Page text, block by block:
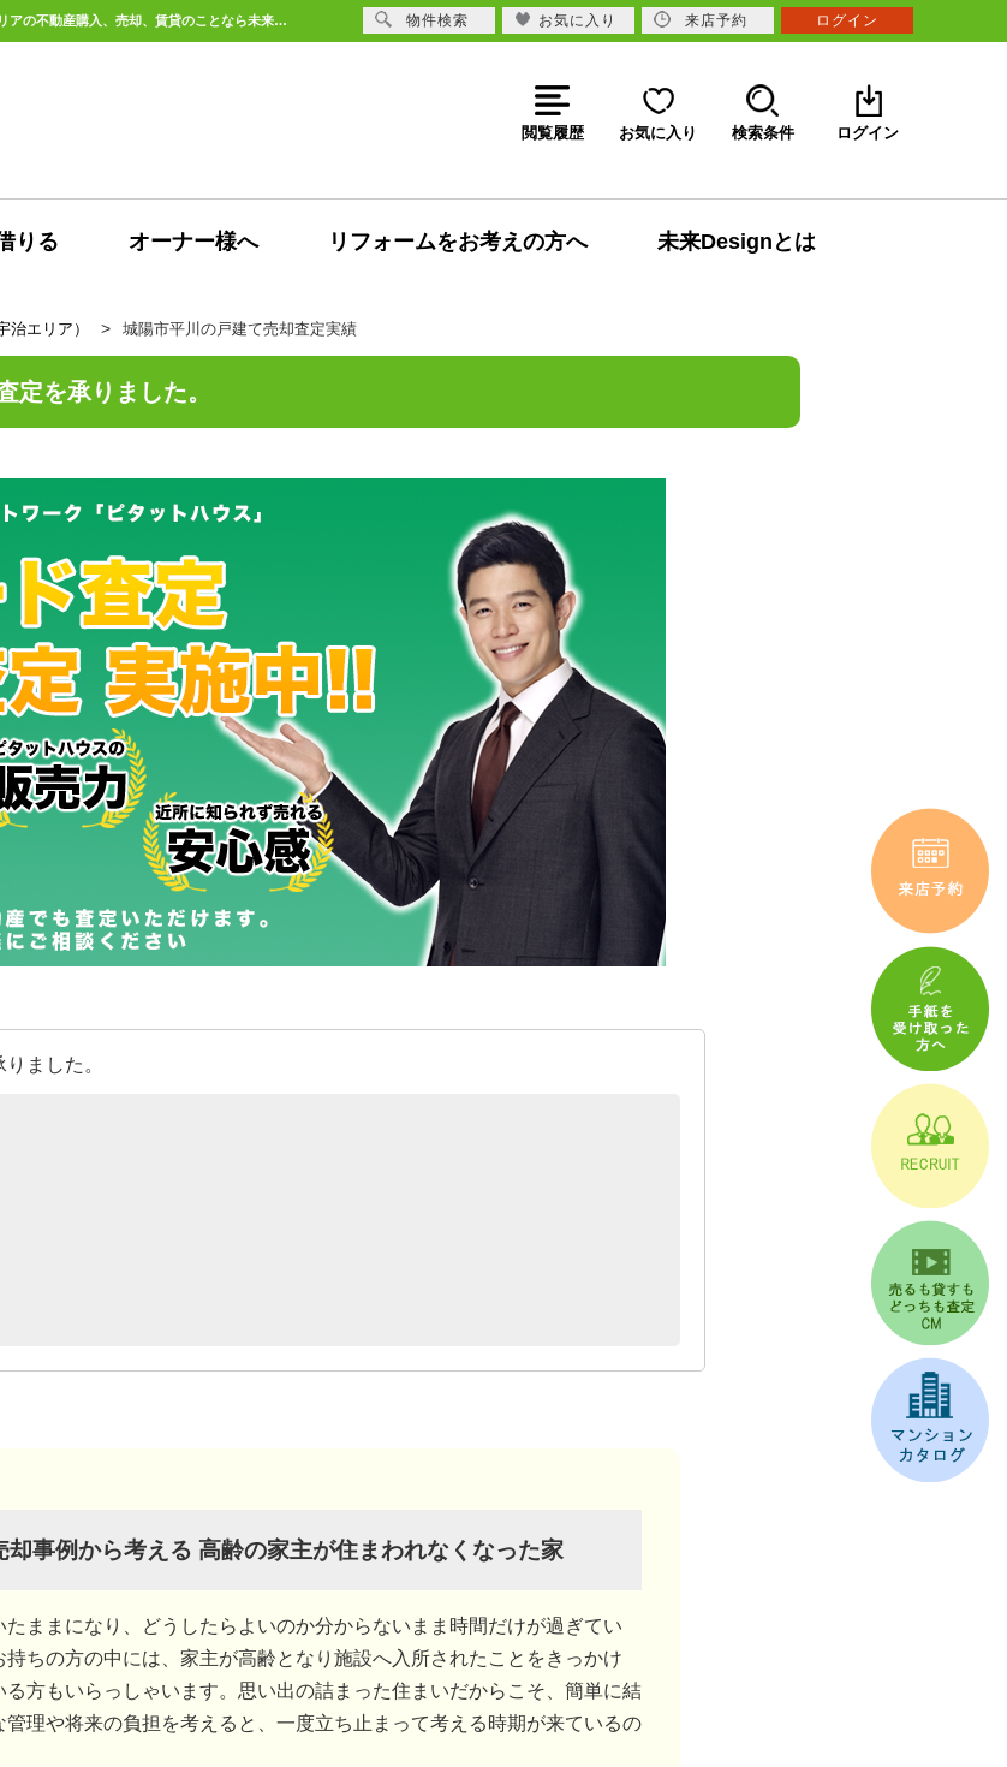
城陽市平川の中古戸建の売却査定依頼頂きました。【不動産売却査定】城陽市平川の戸建て | 宇治エリアの不動産購入、売却、賃貸のことなら未来Designへ
閲覧履歴 お気に入り 検索条件 ログイン
りる オーナー様へ リフォームをお考えの方へ 未来Designとは
治エリア） 城陽市平川の戸建て売却査定実績
定を承りました。
ました。
事例から考える 高齢の家主が住まわれなくなった家
ままになり、どうしたらよいのか分からないまま時間だけが過ぎてい
持ちの方の中には、家主が高齢となり施設へ入所されたことをきっかけ
方もいらっしゃいます。思い出の詰まった住まいだからこそ、簡単に結
理や将来の負担を考えると、一度立ち止まって考える時期が来ているの
物件検索 お気に入り 来店予約 ログイン